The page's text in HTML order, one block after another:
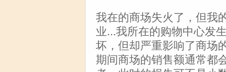
我在的商场失火了，但我
业...我所在的购物中心发
坏，但却严重影响了商场
期间商场的销售额通常都